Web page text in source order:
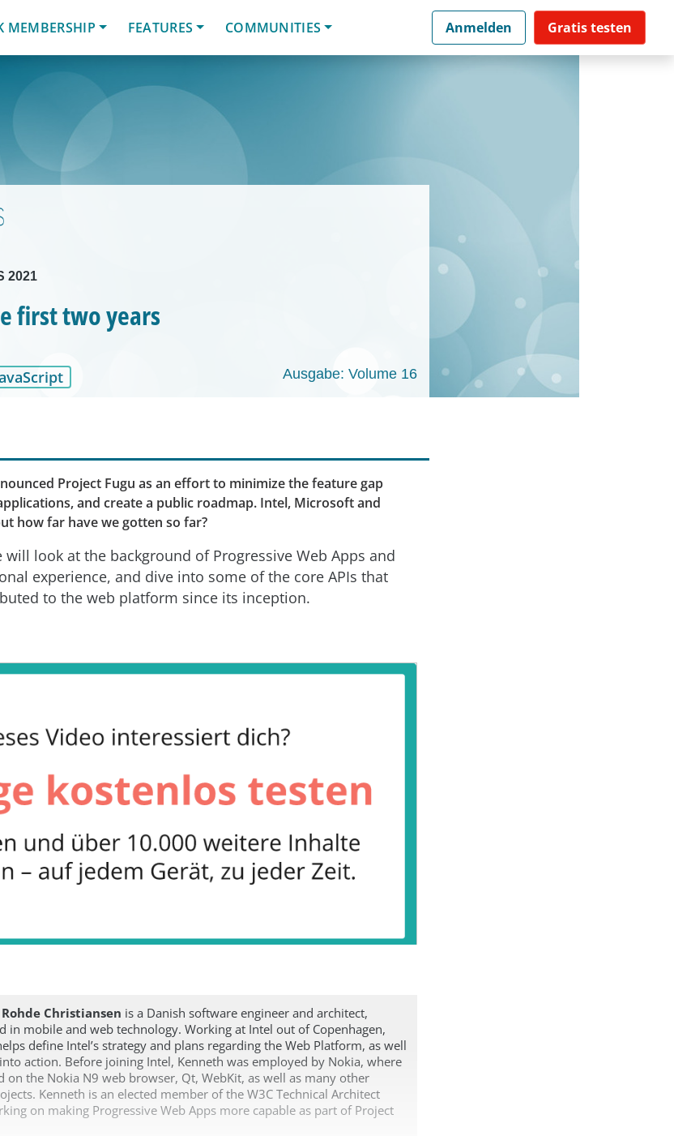
MEMBERSHIP FEATURES COMMUNITIES Anmelden Gratis testen
2021
first two years
Ausgabe: Volume 16
Project Fugu as an effort to minimize the feature gap
and create a public roadmap. Intel, Microsoft and
how far have we gotten so far?
look at the background of Progressive Web Apps and
experience, and dive into some of the core APIs that
to the web platform since its inception.
Christiansen is a Danish software engineer and architect,
in mobile and web technology. Working at Intel out of Copenhagen,
define Intel’s strategy and plans regarding the Web Platform, as well
action. Before joining Intel, Kenneth was employed by Nokia, where
on the Nokia N9 web browser, Qt, WebKit, as well as many other
Kenneth is an elected member of the W3C Technical Architect
on making Progressive Web Apps more capable as part of Project